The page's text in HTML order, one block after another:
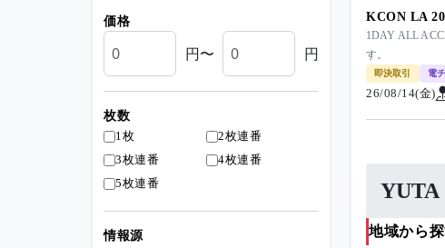
KCON LA
1DAY ALL
す。
即決取引 電
26/08/14(金)
YUTA
地域から
価格
円〜 円
枚数
1枚
2枚連番
3枚連番
4枚連番
5枚連番
情報源